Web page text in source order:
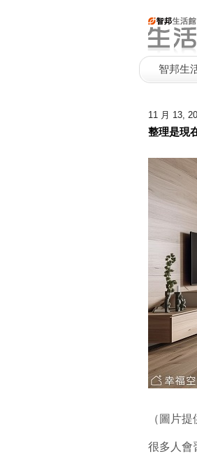
智邦生
11 月 13,
整理是現
（圖片
很多人會